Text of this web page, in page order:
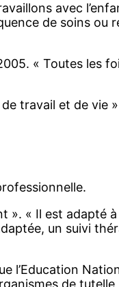
avec
de soins ou
« Toutes les
travail et de vie
». « Il est adapté
un suivi
l’Education
de